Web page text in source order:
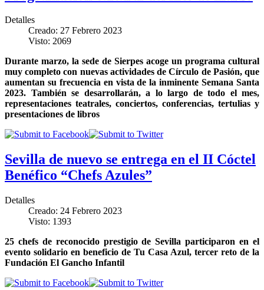
Detalles
Creado: 27 Febrero 2023
Visto: 2069
Durante marzo, la sede de Sierpes acoge un programa cultural
muy completo con nuevas actividades de Círculo de Pasión, que
aumentan su frecuencia en vista de la inminente Semana Santa
2023. También se desarrollarán, a lo largo de todo el mes,
representaciones teatrales, conciertos, conferencias, tertulias y
presentaciones de libros
Sevilla de nuevo se entrega en el II Cóctel
Benéfico “Chefs Azules”
Detalles
Creado: 24 Febrero 2023
Visto: 1393
25 chefs de reconocido prestigio de Sevilla participaron en el
evento solidario en beneficio de Tu Casa Azul, tercer reto de la
Fundación El Gancho Infantil